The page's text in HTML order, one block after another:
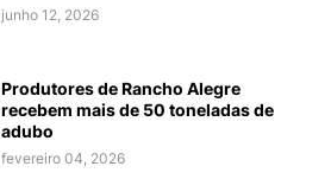
junho 12, 2026
Produtores de Rancho Alegre
recebem mais de 50 toneladas de
adubo
fevereiro 04, 2026